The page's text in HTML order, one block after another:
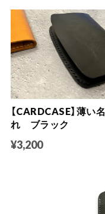
【CARDCASE】薄い
れ ブラック
¥3,200